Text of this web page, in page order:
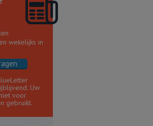
wekelijks in
Uw
voor
gebruikt.